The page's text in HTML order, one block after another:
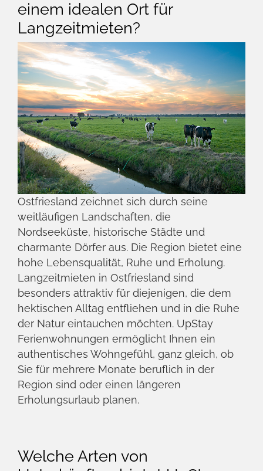
Willkommen in Ostfriesland:
Ein Paradies für
Langzeitmieter
Ostfriesland, eine idyllische Region im
Nordwesten Deutschlands, bietet eine
einzigartige Kombination aus malerischer
Natur, reicher Kultur und entspanntem
Lebensstil. UpStay Ferienwohnungen ist Ihr
idealer Partner, wenn Sie auf der Suche nach
einer Langzeitmiete in dieser
wunderschönen Gegend sind. Wir bieten
eine breite Palette von Unterkünften, die
perfekt auf die Bedürfnisse von
Langzeitmietern abgestimmt sind.
Was macht Ostfriesland zu